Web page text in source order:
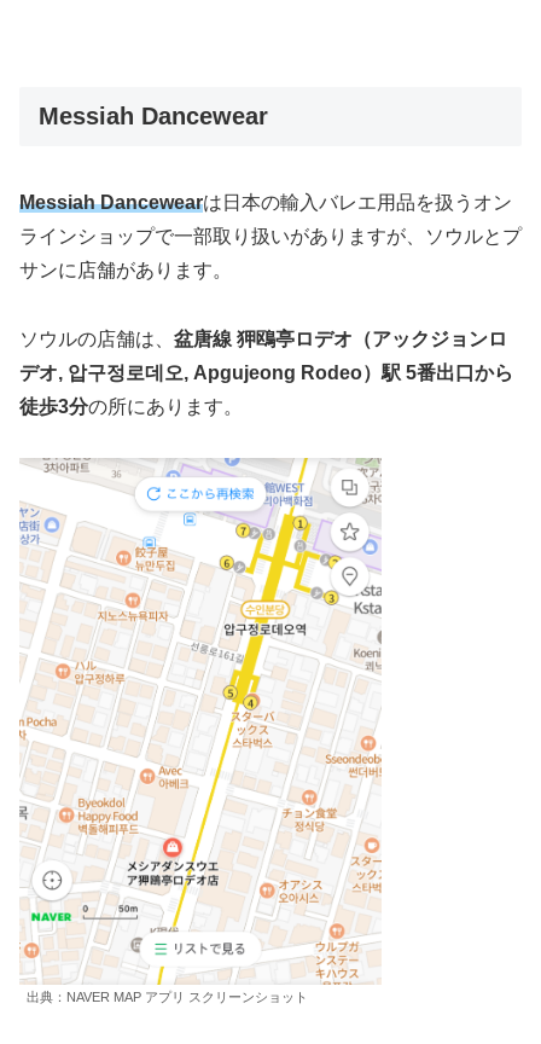
Messiah Dancewear
Messiah Dancewearは日本の輸入バレエ用品を扱うオン
ラインショップで一部取り扱いがありますが、ソウルとプ
サンに店舗があります。
ソウルの店舗は、 盆唐線 狎鴎亭ロデオ（アックジョンロ
デオ, 압구정로데오, Apgujeong Rodeo）駅 5番出口から
徒歩3分の所にあります。
出典：NAVER MAP アプリ スクリーンショット